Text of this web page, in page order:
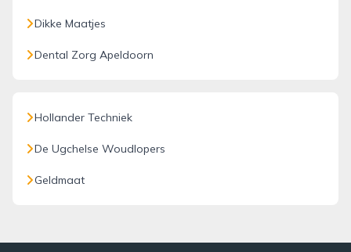
Dikke Maatjes
Dental Zorg Apeldoorn
Hollander Techniek
De Ugchelse Woudlopers
Geldmaat